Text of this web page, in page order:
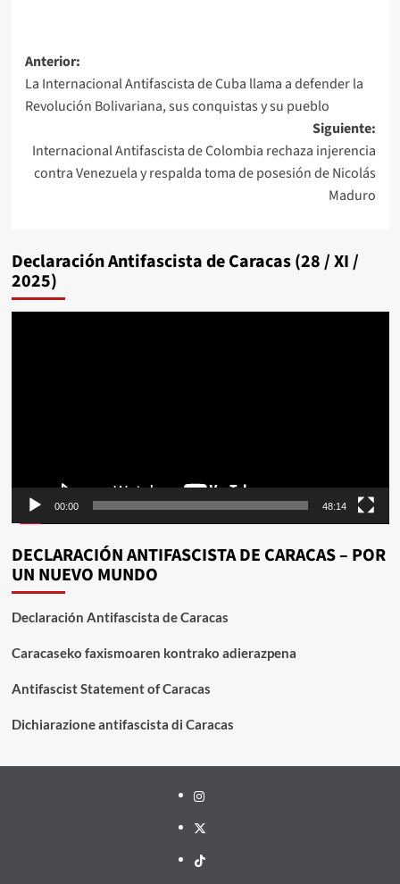
Navegación
de
entradas
Anterior:
La Internacional Antifascista de Cuba llama a defender la
Revolución Bolivariana, sus conquistas y su pueblo
Siguiente:
Internacional Antifascista de Colombia rechaza injerencia
contra Venezuela y respalda toma de posesión de Nicolás
Maduro
Declaración Antifascista de Caracas (28 / XI /
2025)
00:00 48:14
DECLARACIÓN ANTIFASCISTA DE CARACAS – POR
UN NUEVO MUNDO
Declaración Antifascista de Caracas
Caracaseko faxismoaren kontrako adierazpena
Antifascist Statement of Caracas
Dichiarazione antifascista di Caracas
Instagram
X
TikTok